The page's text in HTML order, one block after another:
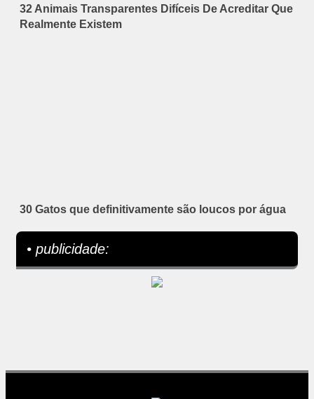
32 Animais Transparentes Difíceis De Acreditar Que
Realmente Existem
30 Gatos que definitivamente são loucos por água
• publicidade: